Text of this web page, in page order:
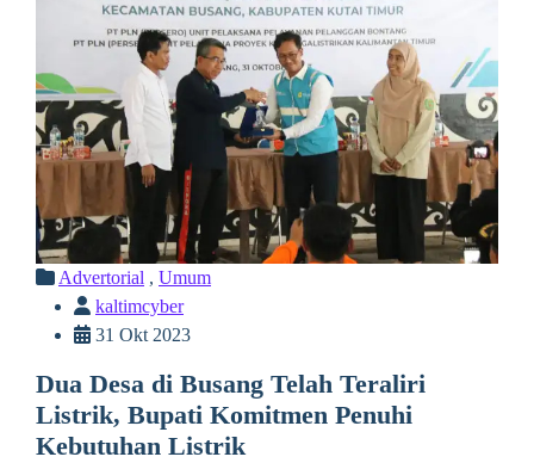
Advertorial , Umum
kaltimcyber
31 Okt 2023
Dua Desa di Busang Telah Teraliri
Listrik, Bupati Komitmen Penuhi
Kebutuhan Listrik